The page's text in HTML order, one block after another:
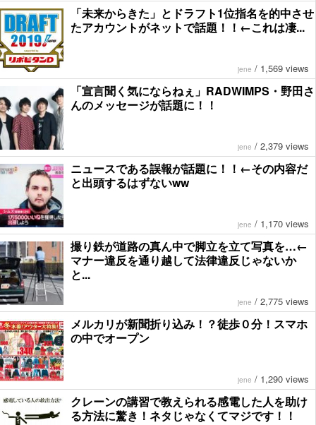
「未来からきた」とドラフト1位指名を的中させ
たアカウントがネットで話題！！←これは凄...
jene / 1,569 views
「宣言聞く気にならねぇ」RADWIMPS・野田さ
んのメッセージが話題に！！
jene / 2,379 views
ニュースである誤報が話題に！！←その内容だ
と出頭するはずないww
jene / 1,170 views
撮り鉄が道路の真ん中で脚立を立て写真を…←
マナー違反を通り越して法律違反じゃないか
と...
jene / 2,775 views
メルカリが新聞折り込み！？徒歩０分！スマホ
の中でオープン
jene / 1,290 views
クレーンの講習で教えられる感電した人を助け
る方法に驚き！ネタじゃなくてマジです！！